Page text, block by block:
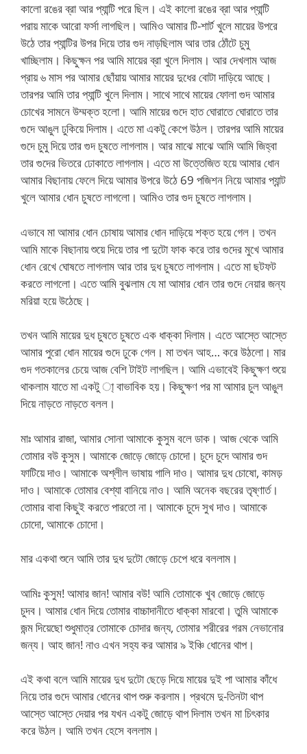
কালো রঙের ব্রা আর প্যান্টি পরে ছিল। এই কালো রঙের ব্রা আর প্যান্টি
পরায় মাকে আরো ফর্সা লাগছিল। আমিও আমার টি-শার্ট খুলে মায়ের উপরে
উঠে তার প্যান্টির উপর দিয়ে তার গুদ নাড়ছিলাম আর তার ঠোঁটে চুমু
খাচ্ছিলাম। কিছুক্ষন পর আমি মায়ের ব্রা খুলে দিলাম। আর দেখলাম আজ
প্রায় ৬ মাস পর আমার ছোঁয়ায় আমার মায়ের দুধের বোটা দাড়িয়ে আছে।
তারপর আমি তার প্যান্টি খুলে দিলাম। সাথে সাথে মায়ের ফোলা গুদ আমার
চোখের সামনে উম্মক্ত হলো। আমি মায়ের গুদে হাত ঘোরাতে ঘোরাতে তার
গুদে আঙুল ঢুকিয়ে দিলাম। এতে মা একটু কেপে উঠল। তারপর আমি মায়ের
গুদে চুমু দিয়ে তার গুদ চুষতে লাগলাম। আর মাঝে মাঝে আমি আমি জিহ্বা
তার গুদের ভিতরে ঢোকাতে লাগলাম। এতে মা উত্তেজিত হয়ে আমার ধোন
আমার বিছানায় ফেলে দিয়ে আমার উপরে উঠে 69 পজিশন নিয়ে আমার প্যান্ট
খুলে আমার ধোন চুষতে লাগলো। আমিও তার গুদ চুষতে লাগলাম।
এভাবে মা আমার ধোন চোষায় আমার ধোন দাড়িয়ে শক্ত হয়ে গেল। তখন
আমি মাকে বিছানায় শুয়ে দিয়ে তার পা দুটো ফাক করে তার গুদের মুখে আমার
ধোন রেখে ঘোষতে লাগলাম আর তার দুধ চুষতে লাগলাম। এতে মা ছটফট
করতে লাগলো। এতে আমি বুঝলাম যে মা আমার ধোন তার গুদে নেয়ার জন্য
মরিয়া হয়ে উঠেছে।
তখন আমি মায়ের দুধ চুষতে চুষতে এক ধাক্কা দিলাম। এতে আস্তে আস্তে
আমার পুরো ধোন মায়ের গুদে ঢুকে গেল। মা তখন আহ… করে উঠলো। মার
গুদ গতকালের চেয়ে আজ বেশি টাইট লাগছিল। আমি এভাবেই কিছুক্ষণ শুয়ে
থাকলাম যাতে মা একটু া্ বাভাবিক হয়। কিছুক্ষণ পর মা আমার চুল আঙুল
দিয়ে নাড়তে নাড়তে বলল।
মাঃ আমার রাজা, আমার সোনা আমাকে কুসুম বলে ডাক। আজ থেকে আমি
তোমার বউ কুসুম। আমাকে জোড়ে জোড়ে চোদো। চুদে চুদে আমার গুদ
ফাটিয়ে দাও। আমাকে অশ্লীল ভাষায় গালি দাও। আমার দুধ চোষো, কামড়
দাও। আমাকে তোমার বেশ্যা বানিয়ে নাও। আমি অনেক বছরের তৃষ্ণার্ত।
তোমার বাবা কিছুই করতে পারতো না। আমাকে চুদে সুখ দাও। আমাকে
চোদো, আমাকে চোদো।
মার একথা শুনে আমি তার দুধ দুটো জোড়ে চেপে ধরে বললাম।
আমিঃ কুসুম! আমার জান! আমার বউ! আমি তোমাকে খুব জোড়ে জোড়ে
চুদব। আমার ধোন দিয়ে তোমার বাচ্চাদানীতে ধাক্কা মারবো। তুমি আমাকে
জন্ম দিয়েছো শুধুমাত্র তোমাকে চোদার জন্য, তোমার শরীরের গরম নেভানোর
জন্য। আহ জান! নাও এখন সহ্য কর আমার ৯ ইঞ্চি ধোনের থাপ।
এই কথা বলে আমি মায়ের দুধ দুটো ছেড়ে দিয়ে মায়ের দুই পা আমার কাঁধে
নিয়ে তার গুদে আমার ধোনের থাপ শুরু করলাম। প্রথমে দু-তিনটা থাপ
আস্তে আস্তে দেয়ার পর যখন একটু জোড়ে থাপ দিলাম তখন মা চিৎকার
করে উঠল। আমি তখন হেসে বললাম।